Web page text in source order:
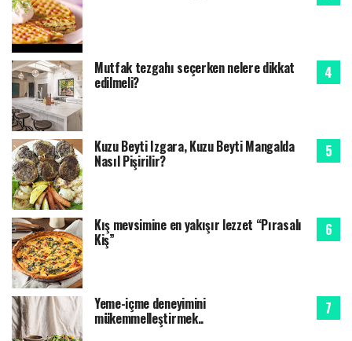
Mutfak tezgahı seçerken nelere dikkat
edilmeli?
Kuzu Beyti Izgara, Kuzu Beyti Mangalda
Nasıl Pişirilir?
Kış mevsimine en yakışır lezzet “Pırasalı
Kiş”
Yeme-içme deneyimini
mükemmelleştirmek..